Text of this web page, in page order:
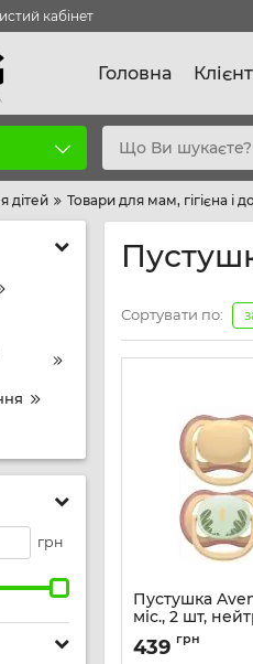
кабінет
Головна
дітей Товари для мам, гігієна і
грн
Сортувати по:
Пустушка
міс., 2 шт,
дизайн.
Артикул:
439 грн